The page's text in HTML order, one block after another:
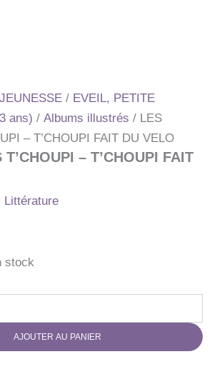
/ EVEIL, PETITE
ans) / Albums illustrés / LES
– T’CHOUPI FAIT DU VELO
– T’CHOUPI FAIT
Littérature
stock
AJOUTER AU PANIER